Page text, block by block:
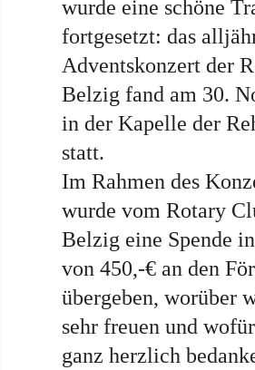
wurde eine schöne
fortgesetzt: das
Adventskonzert der
Belzig fand am 30.
in der Kapelle der
statt.
Im Rahmen des
wurde vom Rotary
Belzig eine Spende
von 450,-€ an den
übergeben, worüber
sehr freuen und
ganz herzlich